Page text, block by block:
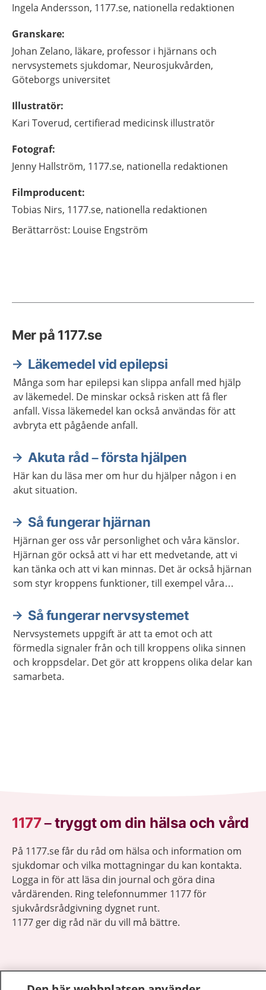
Ingela Andersson, 1177.se, nationella redaktionen
Granskare:
Johan Zelano, läkare, professor i hjärnans och
nervsystemets sjukdomar, Neurosjukvården,
Göteborgs universitet
Illustratör:
Kari Toverud, certifierad medicinsk illustratör
Fotograf:
Jenny Hallström, 1177.se, nationella redaktionen
Filmproducent:
Tobias Nirs, 1177.se, nationella redaktionen
Berättarröst: Louise Engström
Mer på 1177.se
Läkemedel vid epilepsi
Många som har epilepsi kan slippa anfall med hjälp
av läkemedel. De minskar också risken att få fler
anfall. Vissa läkemedel kan också användas för att
avbryta ett pågående anfall.
Akuta råd – första hjälpen
Här kan du läsa mer om hur du hjälper någon i en
akut situation.
Så fungerar hjärnan
Hjärnan ger oss vår personlighet och våra känslor.
Hjärnan gör också att vi har ett medvetande, att vi
kan tänka och att vi kan minnas. Det är också hjärnan
som styr kroppens funktioner, till exempel våra
Så fungerar nervsystemet
Nervsystemets uppgift är att ta emot och att
förmedla signaler från och till kroppens olika sinnen
och kroppsdelar. Det gör att kroppens olika delar kan
samarbeta.
1177–tryggt om din hälsa och vård
På 1177.se får du råd om hälsa och information om
sjukdomar och vilka mottagningar du kan kontakta.
Logga in för att läsa din journal och göra dina
vårdärenden. Ring telefonnummer 1177 för
sjukvårdsrådgivning dygnet runt.
1177 ger dig råd när du vill må bättre.